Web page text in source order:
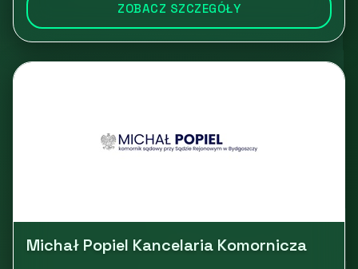
ZOBACZ SZCZEGÓŁY
Michał Popiel Kancelaria Komornicza